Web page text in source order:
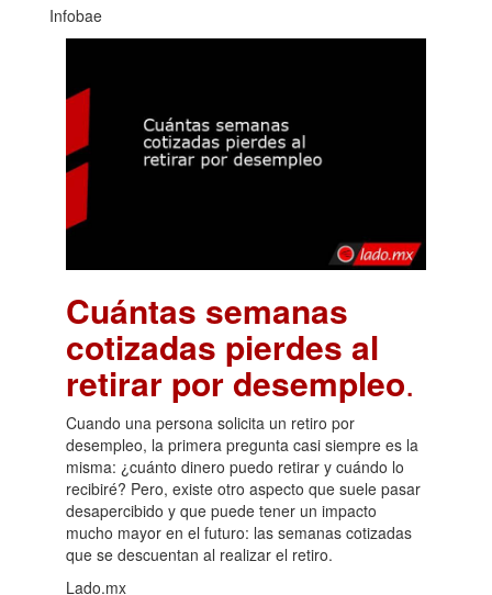
Infobae
Cuántas semanas
cotizadas pierdes al
retirar por desempleo.
Cuando una persona solicita un retiro por
desempleo, la primera pregunta casi siempre es la
misma: ¿cuánto dinero puedo retirar y cuándo lo
recibiré? Pero, existe otro aspecto que suele pasar
desapercibido y que puede tener un impacto
mucho mayor en el futuro: las semanas cotizadas
que se descuentan al realizar el retiro.
Lado.mx